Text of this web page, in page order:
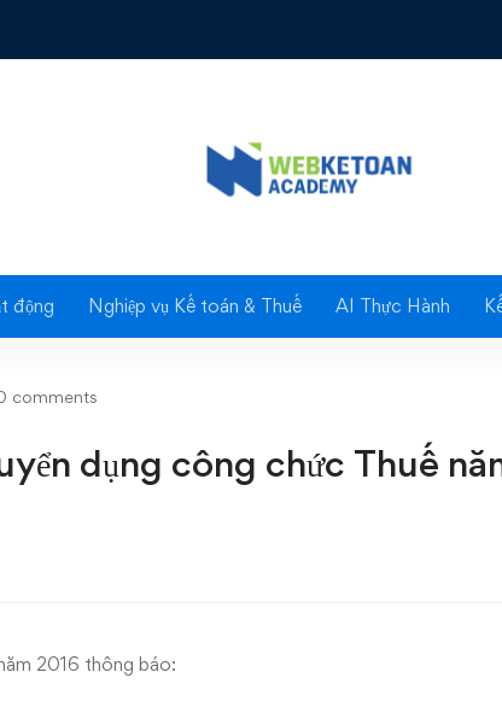
động Nghiệp vụ Kế toán & Thuế AI Thực Hành
dụng công chức Thuế năm 2016 (vòng 2)
comments
dụng công chức Thuế
2016 thông báo: